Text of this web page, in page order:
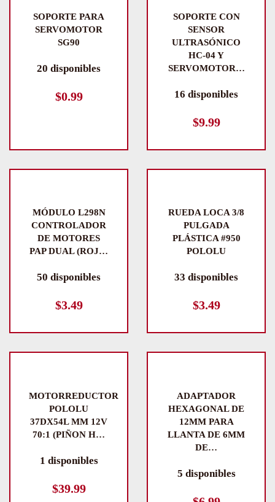
SOPORTE PARA
SERVOMOTOR
SG90
20 disponibles
$0.99
SOPORTE CON
SENSOR
ULTRASÓNICO
HC-04 Y
SERVOMOTOR…
16 disponibles
$9.99
MÓDULO L298N
CONTROLADOR
DE MOTORES
PAP DUAL (ROJ…
50 disponibles
$3.49
RUEDA LOCA 3/8
PULGADA
PLÁSTICA #950
POLOLU
33 disponibles
$3.49
MOTORREDUCTOR
POLOLU
37DX54L MM 12V
70:1 (PIÑON H…
1 disponibles
$39.99
ADAPTADOR
HEXAGONAL DE
12MM PARA
LLANTA DE 6MM
DE…
5 disponibles